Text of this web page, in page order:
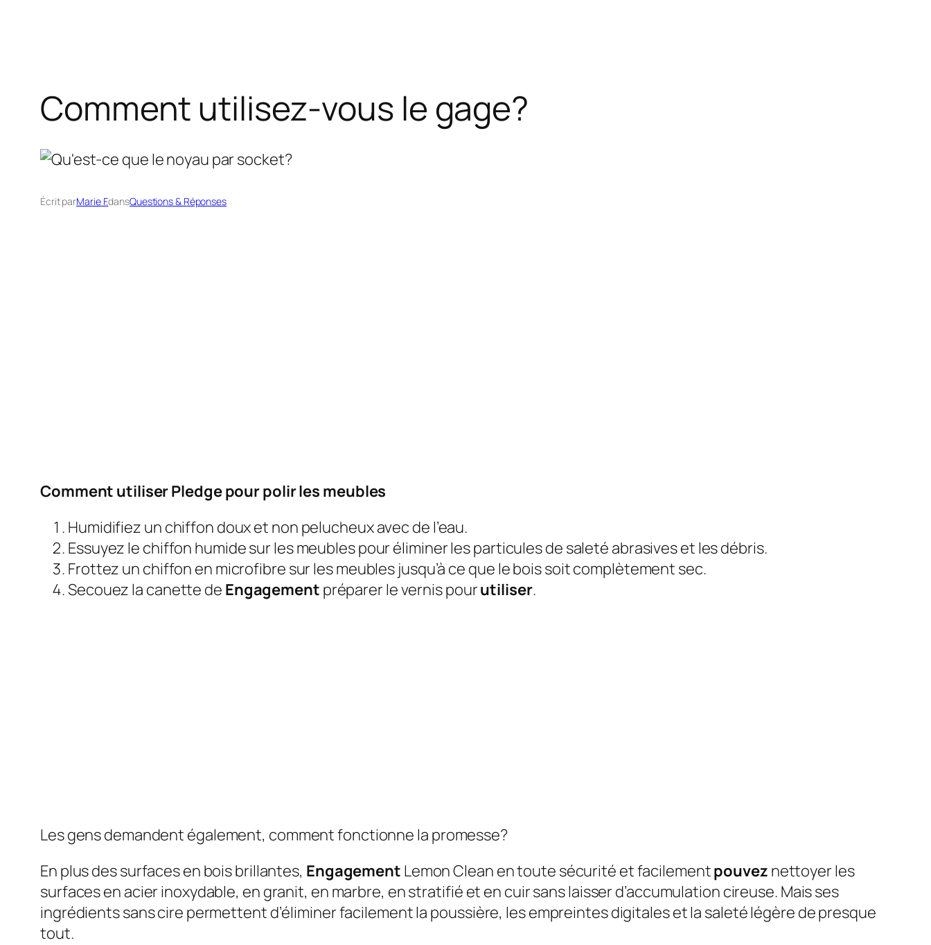
Comment utilisez-vous le gage?
Écrit parMarie F.dansQuestions & Réponses
Comment utiliser Pledge pour polir les meubles
Humidifiez un chiffon doux et non pelucheux avec de l’eau.
Essuyez le chiffon humide sur les meubles pour éliminer les particules de saleté abrasives et les débris.
Frottez un chiffon en microfibre sur les meubles jusqu’à ce que le bois soit complètement sec.
Secouez la canette de Engagement préparer le vernis pourutiliser.
Les gens demandent également, comment fonctionne la promesse?
En plus des surfaces en bois brillantes, Engagement Lemon Clean en toute sécurité et facilementpouvez nettoyer les
surfaces en acier inoxydable, en granit, en marbre, en stratifié et en cuir sans laisser d’accumulation cireuse. Mais ses
ingrédients sans cire permettent d’éliminer facilement la poussière, les empreintes digitales et la saleté légère de presque
tout.